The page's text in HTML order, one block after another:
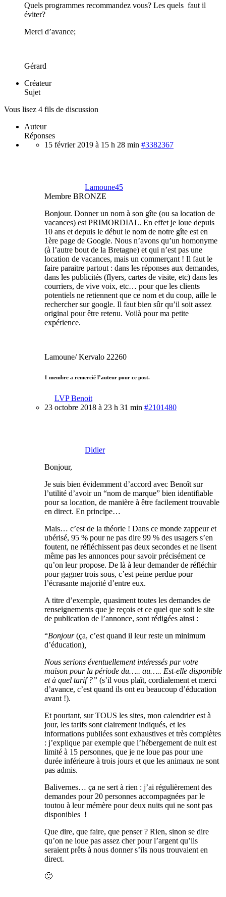
Quels programmes recommandez vous? Les quels faut il
éviter?
Merci d’avance;
Gérard
Créateur
Sujet
Vous lisez 4 fils de discussion
Auteur
Réponses
15 février 2019 à 15 h 28 min #3382367
Lamoune45
Membre BRONZE
Bonjour. Donner un nom à son gîte (ou sa location de
vacances) est PRIMORDIAL. En effet je loue depuis
10 ans et depuis le début le nom de notre gîte est en
1ère page de Google. Nous n’avons qu’un homonyme
(à l’autre bout de la Bretagne) et qui n’est pas une
location de vacances, mais un commerçant ! Il faut le
faire paraitre partout : dans les réponses aux demandes,
dans les publicités (flyers, cartes de visite, etc) dans les
courriers, de vive voix, etc… pour que les clients
potentiels ne retiennent que ce nom et du coup, aille le
rechercher sur google. Il faut bien sûr qu’il soit assez
original pour être retenu. Voilà pour ma petite
expérience.
Lamoune/ Kervalo 22260
1 membre a remercié l’auteur pour ce post.
LVP Benoit
23 octobre 2018 à 23 h 31 min #2101480
Didier
Bonjour,
Je suis bien évidemment d’accord avec Benoît sur
l’utilité d’avoir un “nom de marque” bien identifiable
pour sa location, de manière à être facilement trouvable
en direct. En principe…
Mais… c’est de la théorie ! Dans ce monde zappeur et
ubérisé, 95 % pour ne pas dire 99 % des usagers s’en
foutent, ne réfléchissent pas deux secondes et ne lisent
même pas les annonces pour savoir précisément ce
qu’on leur propose. De là à leur demander de réfléchir
pour gagner trois sous, c’est peine perdue pour
l’écrasante majorité d’entre eux.
A titre d’exemple, quasiment toutes les demandes de
renseignements que je reçois et ce quel que soit le site
de publication de l’annonce, sont rédigées ainsi :
“Bonjour(ça, c’est quand il leur reste un minimum
d’éducation)
Nous serions éventuellement intéressés par votre
maison pour la période du….. au….. Est-elle disponible
et à quel tarif ?” (s’il vous plaît, cordialement et merci
d’avance, c’est quand ils ont eu beaucoup d’éducation
avant !).
Et pourtant, sur TOUS les sites, mon calendrier est à
jour, les tarifs sont clairement indiqués, et les
informations publiées sont exhaustives et très complètes
: j’explique par exemple que l’hébergement de nuit est
limité à 15 personnes, que je ne loue pas pour une
durée inférieure à trois jours et que les animaux ne sont
pas admis.
Balivernes… ça ne sert à rien : j’ai régulièrement des
demandes pour 20 personnes accompagnées par le
toutou à leur mémère pour deux nuits qui ne sont pas
disponibles !
Que dire, que faire, que penser ? Rien, sinon se dire
qu’on ne loue pas assez cher pour l’argent qu’ils
seraient prêts à nous donner s’ils nous trouvaient en
direct.
🙂